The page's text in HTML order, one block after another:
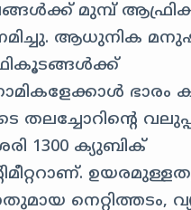
മുമ്പ്
ആധുനിക
ഭാരം
തലച്ചോറിന്റെ
1300 ക്യുബിക്
നെറ്റിത്തടം,